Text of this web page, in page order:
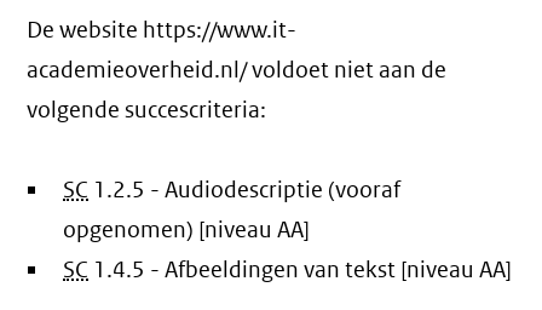
De website https://www.it-
academieoverheid.nl/ voldoet niet aan de
volgende succescriteria:
SC 1.2.5 - Audiodescriptie (vooraf
opgenomen) [niveau AA]
SC 1.4.5 - Afbeeldingen van tekst [niveau AA]